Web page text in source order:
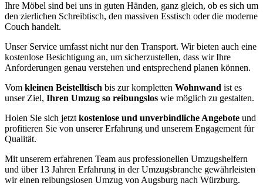
Ihre Möbel sind bei uns in guten Händen, ganz gleich, ob es sich um
den zierlichen Schreibtisch, den massiven Esstisch oder die moderne
Couch handelt.
Unser Service umfasst nicht nur den Transport. Wir bieten auch eine
kostenlose Besichtigung an, um sicherzustellen, dass wir Ihre
Anforderungen genau verstehen und entsprechend planen können.
Vom kleinen Beistelltisch bis zur kompletten Wohnwand ist es
unser Ziel, Ihren Umzug so reibungslos wie möglich zu gestalten.
Holen Sie sich jetzt kostenlose und unverbindliche Angebote und
profitieren Sie von unserer Erfahrung und unserem Engagement für
Qualität.
Mit unserem erfahrenen Team aus professionellen Umzugshelfern
und über 13 Jahren Erfahrung in der Umzugsbranche gewährleisten
wir einen reibungslosen Umzug von Augsburg nach Würzburg.